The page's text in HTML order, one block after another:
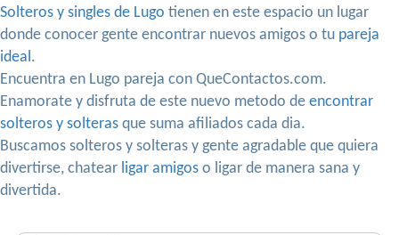
Solteros y singles de Lugo tienen en este espacio un lugar
donde conocer gente encontrar nuevos amigos o tu pareja
ideal.
Encuentra en Lugo pareja con QueContactos.com.
Enamorate y disfruta de este nuevo metodo de encontrar
solteros y solteras que suma afiliados cada dia.
Buscamos solteros y solteras y gente agradable que quiera
divertirse, chatear ligar amigos o ligar de manera sana y
divertida.